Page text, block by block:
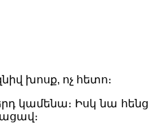
խոսք, ոչ հետո։
կամենա։ Իսկ նա հենց